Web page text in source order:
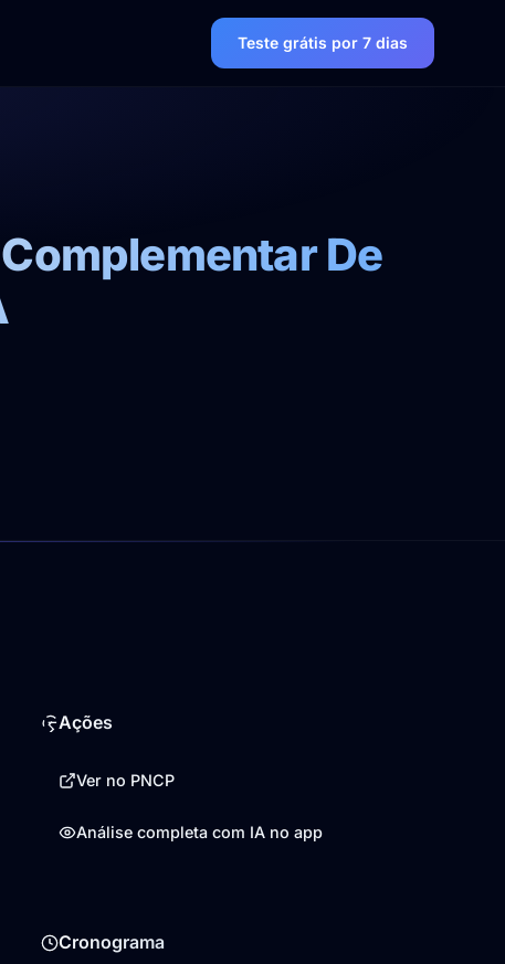
Teste grátis por 7 dias
De
Ações
Ver no PNCP
Análise completa com IA no app
Cronograma